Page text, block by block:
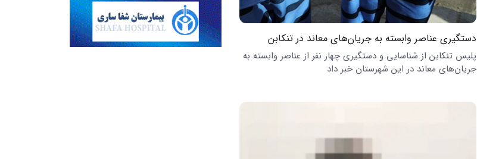
دستگیری عناصر وابسته به جریان‌های معاند در تنکابن
پلیس تنکابن از شناسایی و دستگیری چهار نفر از عناصر وابسته به
جریان‌های معاند در این شهرستان خبر داد